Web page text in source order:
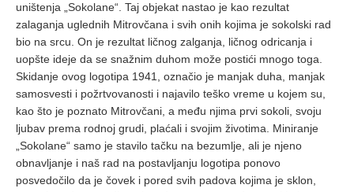
uništenja „Sokolane“. Taj objekat nastao je kao rezultat
zalaganja uglednih Mitrovčana i svih onih kojima je sokolski rad
bio na srcu. On je rezultat ličnog zalganja, ličnog odricanja i
uopšte ideje da se snažnim duhom može postići mnogo toga.
Skidanje ovog logotipa 1941, označio je manjak duha, manjak
samosvesti i požrtvovanosti i najavilo teško vreme u kojem su,
kao što je poznato Mitrovčani, a među njima prvi sokoli, svoju
ljubav prema rodnoj grudi, plaćali i svojim životima. Miniranje
„Sokolane“ samo je stavilo tačku na bezumlje, ali je njeno
obnavljanje i naš rad na postavljanju logotipa ponovo
posvedočilo da je čovek i pored svih padova kojima je sklon,